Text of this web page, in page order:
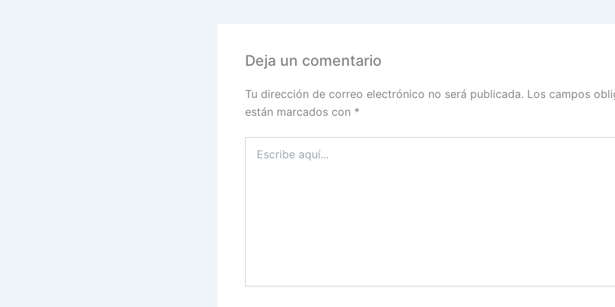
Deja un comentario
Tu dirección de correo electrónico no será publicada. Los campos
están marcados con *
aquí...